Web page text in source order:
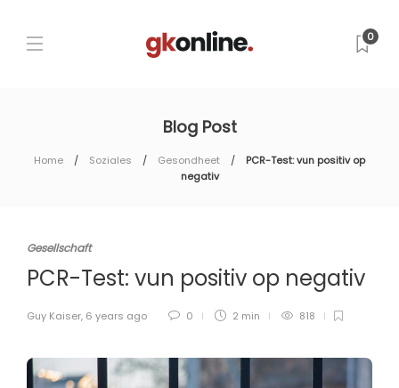
0
Blog Post
Home Soziales Gesondheet
PCR-Test: vun positiv op
negativ
Gesellschaft
PCR-Test: vun positiv op negativ
Guy Kaiser, 6 years ago 0 2 min 818